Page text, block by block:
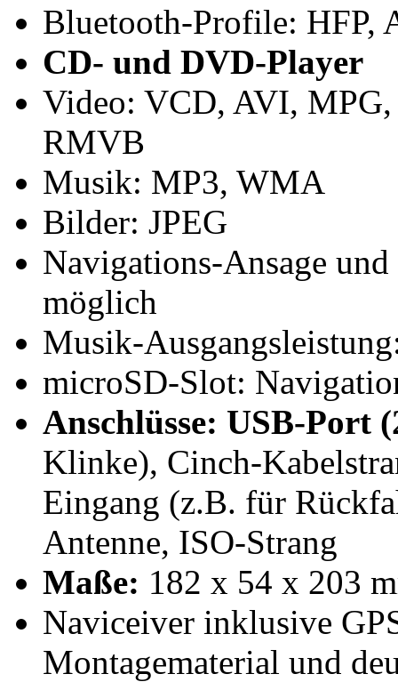
Bluetooth-Profile: HFP,
CD- und DVD-Player
Video: VCD, AVI,
RMVB
Musik: MP3, WMA
Bilder: JPEG
Navigations-Ansage
möglich
Musik-
microSD-Slot:
Anschlüsse: USB-Port
Klinke), Cinch-
Eingang (z.B. für
Antenne, ISO-Strang
Maße: 182 x 54 x 203
Naviceiver inklusive
Montagematerial und